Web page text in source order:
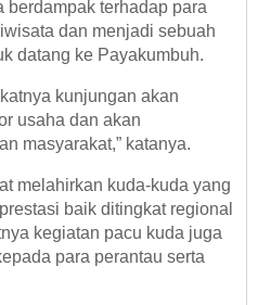
berdampak terhadap para
dan menjadi sebuah
datang ke Payakumbuh.
kunjungan akan
usaha dan akan
masyarakat,” katanya.
melahirkan kuda-kuda yang
baik ditingkat regional
kegiatan pacu kuda juga
para perantau serta